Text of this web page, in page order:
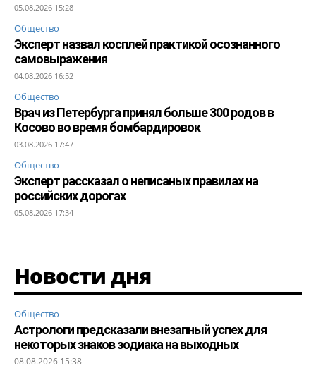
05.08.2026 15:28
Общество
Эксперт назвал косплей практикой осознанного
самовыражения
04.08.2026 16:52
Общество
Врач из Петербурга принял больше 300 родов в
Косово во время бомбардировок
03.08.2026 17:47
Общество
Эксперт рассказал о неписаных правилах на
российских дорогах
05.08.2026 17:34
Новости дня
Общество
Астрологи предсказали внезапный успех для
некоторых знаков зодиака на выходных
08.08.2026 15:38